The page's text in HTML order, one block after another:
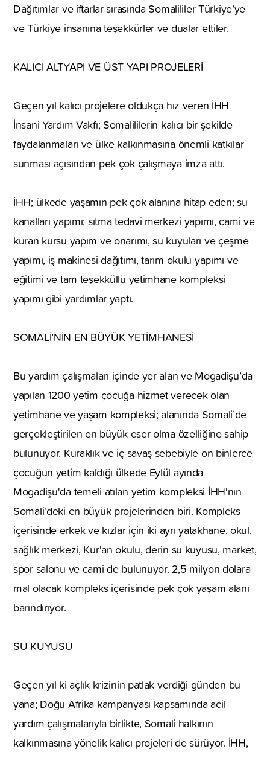
Dağıtımlar ve iftarlar sırasında Somalililer Türkiye’ye
ve Türkiye insanına teşekkürler ve dualar ettiler.
KALICI ALTYAPI VE ÜST YAPI PROJELERİ
Geçen yıl kalıcı projelere oldukça hız veren İHH
İnsani Yardım Vakfı; Somalililerin kalıcı bir şekilde
faydalanmaları ve ülke kalkınmasına önemli katkılar
sunması açısından pek çok çalışmaya imza attı.
İHH; ülkede yaşamın pek çok alanına hitap eden; su
kanalları yapımı; sıtma tedavi merkezi yapımı, cami ve
kuran kursu yapım ve onarımı, su kuyuları ve çeşme
yapımı, iş makinesi dağıtımı, tarım okulu yapımı ve
eğitimi ve tam teşekküllü yetimhane kompleksi
yapımı gibi yardımlar yaptı.
SOMALİ’NİN EN BÜYÜK YETİMHANESİ
Bu yardım çalışmaları içinde yer alan ve Mogadişu’da
yapılan 1200 yetim çocuğa hizmet verecek olan
yetimhane ve yaşam kompleksi; alanında Somali’de
gerçekleştirilen en büyük eser olma özelliğine sahip
bulunuyor. Kuraklık ve iç savaş sebebiyle on binlerce
çocuğun yetim kaldığı ülkede Eylül ayında
Mogadişu'da temeli atılan yetim kompleksi İHH'nın
Somali'deki en büyük projelerinden biri. Kompleks
içerisinde erkek ve kızlar için iki ayrı yatakhane, okul,
sağlık merkezi, Kur'an okulu, derin su kuyusu, market,
spor salonu ve cami de bulunuyor. 2,5 milyon dolara
mal olacak kompleks içerisinde pek çok yaşam alanı
barındırıyor.
SU KUYUSU
Geçen yıl ki açlık krizinin patlak verdiği günden bu
yana; Doğu Afrika kampanyası kapsamında acil
yardım çalışmalarıyla birlikte, Somali halkının
kalkınmasına yönelik kalıcı projeleri de sürüyor. İHH,